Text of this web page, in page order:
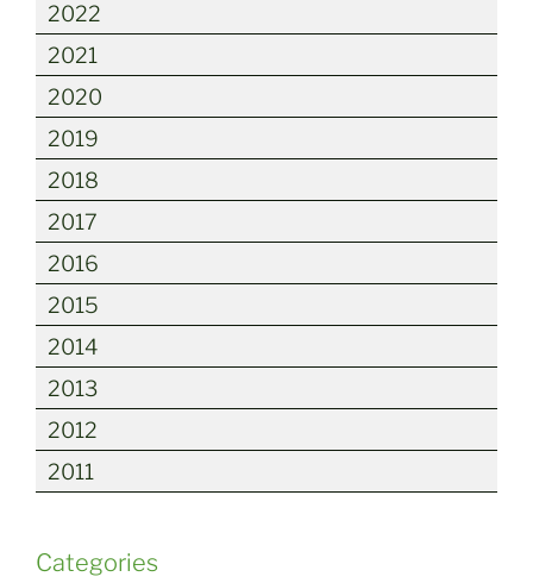
2022
2021
2020
2019
2018
2017
2016
2015
2014
2013
2012
2011
Categories